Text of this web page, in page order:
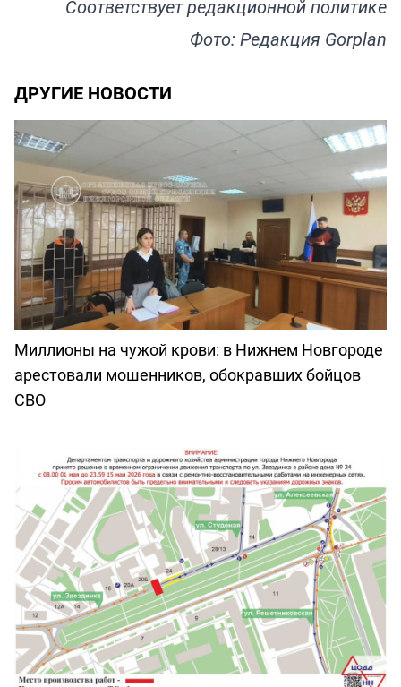
Соответствуетредакционной политике
Фото: Редакция Gorplan
ДРУГИЕ НОВОСТИ
Миллионы на чужой крови: в Нижнем Новгороде
арестовали мошенников, обокравших бойцов
СВО